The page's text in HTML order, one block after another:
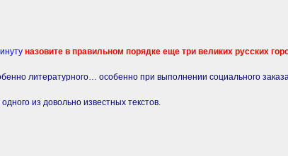
назовите в правильном порядке еще три великих русских
литературного… особенно при выполнении социального
из довольно известных текстов.